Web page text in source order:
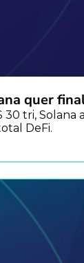
quer
tri,
DeFi.